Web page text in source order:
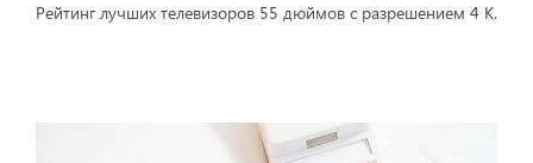
Рейтинг лучших телевизоров 55 дюймов с разрешением 4 К.